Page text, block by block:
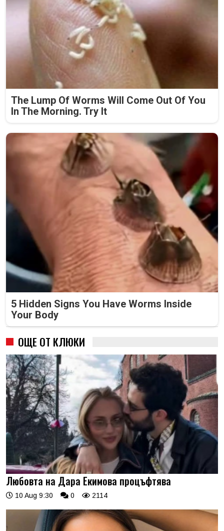
The Lump Of Worms Will Come Out Of You
In The Morning. Try It
5 Hidden Signs You Have Worms Inside
Your Body
ОЩЕ ОТ КЛЮКИ
Любовта на Дара Екимова процъфтява
10 Aug 9:30 0 2114